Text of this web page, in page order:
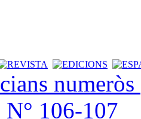
106-107